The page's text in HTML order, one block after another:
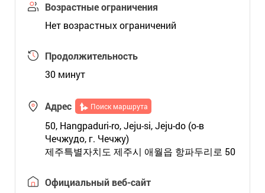
Возрастные ограничения
Нет возрастных ограничений
Продолжительность
30 минут
Адрес Поиск маршрута
50, Hangpaduri-ro, Jeju-si, Jeju-do (о-в
Чечжудо, г. Чечжу)
제주특별자치도 제주시 애월읍 항파두리로 50
Официальный веб-сайт